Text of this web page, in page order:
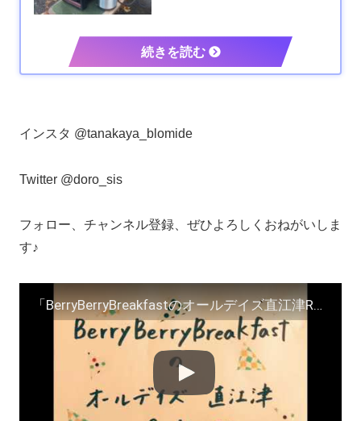
インスタ @tanakaya_blomide
Twitter @doro_sis
フォロー、チャンネル登録、ぜひよろしくおねがいしま
す♪
「BerryBerryBreakfastのオールデイズ直江津Radio～第２９回」